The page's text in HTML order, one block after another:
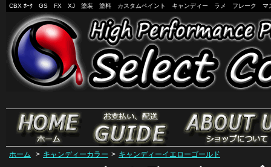
CBX ﾎｰｸ GS FX XJ 塗装 塗料 カスタムペイント キャンディー ラメ フレーク マ
ホーム > キャンディーカラー > キャンディーイエローゴールド